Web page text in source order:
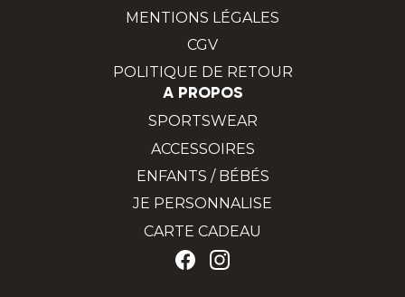
MENTIONS LÉGALES
CGV
POLITIQUE DE RETOUR
A PROPOS
SPORTSWEAR
ACCESSOIRES
ENFANTS / BÉBÉS
JE PERSONNALISE
CARTE CADEAU